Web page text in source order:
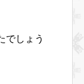
でしょう